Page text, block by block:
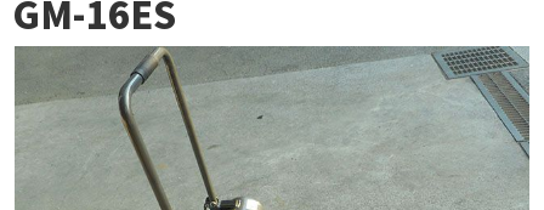
GM-16ES